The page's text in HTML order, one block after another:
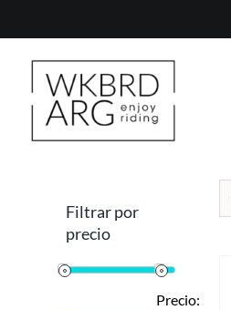
content
Filtrar por
precio
Precio: